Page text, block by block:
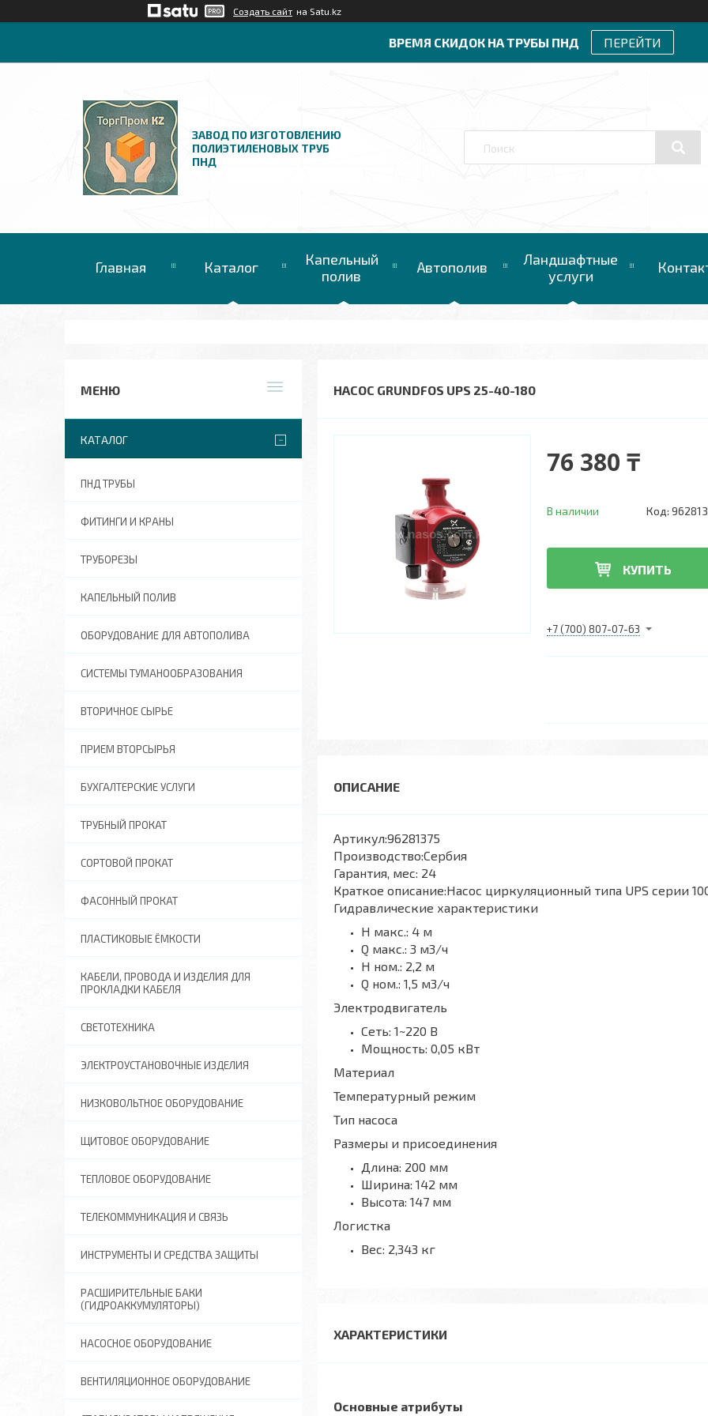
Создать сайт на Satu.kz
ВРЕМЯ СКИДОК НА ТРУБЫ ПНД ПЕРЕЙТИ
ЗАВОД ПО ИЗГОТОВЛЕНИЮ
ПОЛИЭТИЛЕНОВЫХ ТРУБ
ПНД
Главная Каталог
Капельный
полив
Автополив
Ландшафтные
услуги
НАСОС GRUNDFOS UPS 25-40-180
76 380 ₸
В наличии Код:
КУПИТЬ
+7 (700) 807-07-63
Артикул:96281375
Производство:Сербия
Гарантия, мес: 24
Краткое описание:Насос циркуляционный типа UPS серии
Гидравлические характеристики
H макс.: 4 м
Q макс.: 3 м3/ч
H ном.: 2,2 м
Q ном.: 1,5 м3/ч
Электродвигатель
Сеть: 1~220 В
Мощность: 0,05 кВт
Материал
Температурный режим
Тип насоса
Размеры и присоединения
Длина: 200 мм
Ширина: 142 мм
Высота: 147 мм
Логистка
Вес: 2,343 кг
ХАРАКТЕРИСТИКИ
Основные атрибуты
КАТАЛОГ
ПНД ТРУБЫ
ФИТИНГИ И КРАНЫ
ТРУБОРЕЗЫ
КАПЕЛЬНЫЙ ПОЛИВ
ОБОРУДОВАНИЕ ДЛЯ АВТОПОЛИВА
СИСТЕМЫ ТУМАНООБРАЗОВАНИЯ
ВТОРИЧНОЕ СЫРЬЕ
ПРИЕМ ВТОРСЫРЬЯ
БУХГАЛТЕРСКИЕ УСЛУГИ
ТРУБНЫЙ ПРОКАТ
СОРТОВОЙ ПРОКАТ
ФАСОННЫЙ ПРОКАТ
ПЛАСТИКОВЫЕ ЁМКОСТИ
КАБЕЛИ, ПРОВОДА И ИЗДЕЛИЯ ДЛЯ
ПРОКЛАДКИ КАБЕЛЯ
СВЕТОТЕХНИКА
ЭЛЕКТРОУСТАНОВОЧНЫЕ ИЗДЕЛИЯ
НИЗКОВОЛЬТНОЕ ОБОРУДОВАНИЕ
ЩИТОВОЕ ОБОРУДОВАНИЕ
ТЕПЛОВОЕ ОБОРУДОВАНИЕ
ТЕЛЕКОММУНИКАЦИЯ И СВЯЗЬ
ИНСТРУМЕНТЫ И СРЕДСТВА ЗАЩИТЫ
РАСШИРИТЕЛЬНЫЕ БАКИ
(ГИДРОАККУМУЛЯТОРЫ)
НАСОСНОЕ ОБОРУДОВАНИЕ
ВЕНТИЛЯЦИОННОЕ ОБОРУДОВАНИЕ